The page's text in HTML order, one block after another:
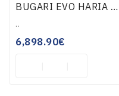
BUGARI EVO HARIA B55 WOODEN
..
6,898.90€